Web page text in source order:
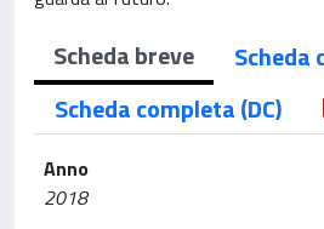
Scheda breve
Scheda
Scheda completa (DC)
Anno
2018